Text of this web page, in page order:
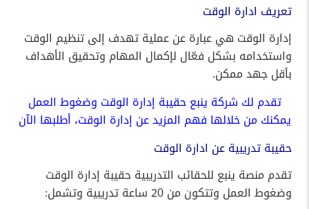
تعريف ادارة الوقت
إدارة الوقت هي عبارة عن عملية تهدف إلى تنظيم الوقت
واستخدامه بشكل فعّال لإكمال المهام وتحقيق الأهداف
بأقل جهد ممكن.
تقدم لك شركة ينبع حقيبة إدارة الوقت وضغوط العمل
يمكنك من خلالها فهم المزيد عن إدارة الوقت، أطلبها الآن
حقيبة تدريبية عن ادارة الوقت
تقدم منصة ينبع للحقائب التدريبية حقيبة إدارة الوقت
وضغوط العمل وتتكون من 20 ساعة تدريبية وتشمل: